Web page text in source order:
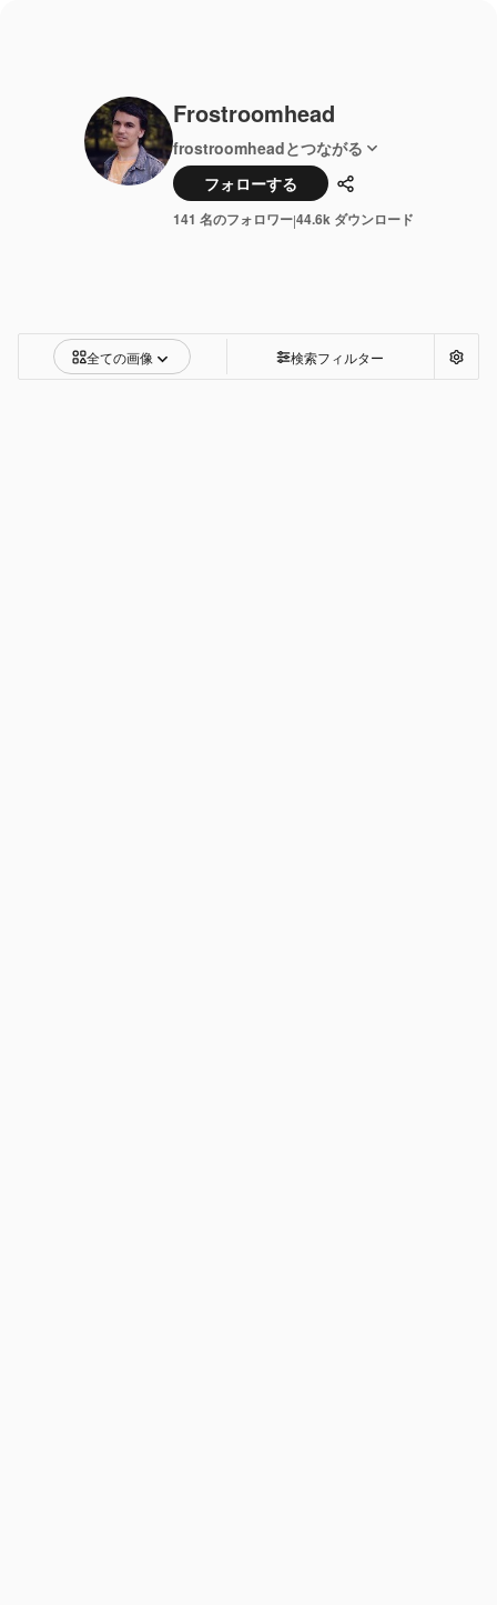
Frostroomhead
frostroomheadとつながる
フォローする
共有
141 名のフォロワー|44.6k ダウンロード
全ての画像 検索フィルター